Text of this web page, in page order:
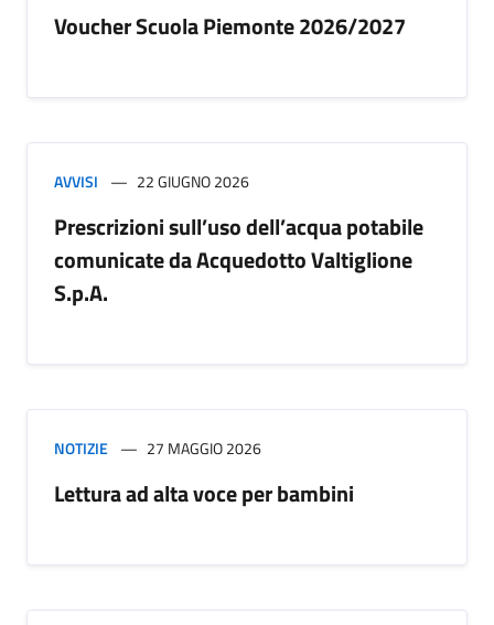
Voucher Scuola Piemonte 2026/2027
AVVISI 22 GIUGNO 2026
Prescrizioni sull’uso dell’acqua potabile
comunicate da Acquedotto Valtiglione
S.p.A.
NOTIZIE 27 MAGGIO 2026
Lettura ad alta voce per bambini